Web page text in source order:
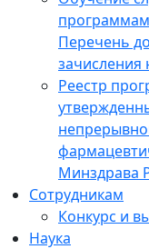
Перечень
зачисления
Реестр
Минздрава
Сотрудникам
Конкурс и
Наука